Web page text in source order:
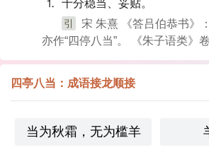
⒈ 十分稳当、妥贴。
引
宋 朱熹 《答吕伯恭书》
亦作“四停八当”。 《朱子语类》
四亭八当：成语接龙顺接
当为秋霜，无为槛羊